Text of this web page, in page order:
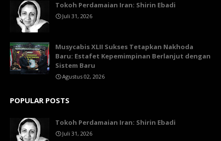
Tokoh Perdamaian Iran: Shirin Ebadi
Juli 31, 2026
Musycabis XLII Sukses Tetapkan Nakhoda
Baru: Estafet Kepemimpinan Berlanjut dengan
Sistem Baru
Agustus 02, 2026
POPULAR POSTS
Tokoh Perdamaian Iran: Shirin Ebadi
Juli 31, 2026